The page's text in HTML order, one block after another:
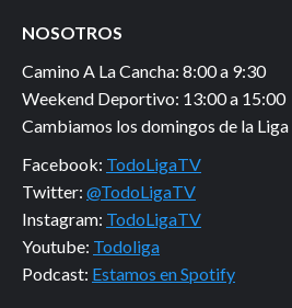
NOSOTROS
Camino A La Cancha: 8:00 a 9:30
Weekend Deportivo: 13:00 a 15:00
Cambiamos los domingos de la Liga
Facebook: TodoLigaTV
Twitter: @TodoLigaTV
Instagram: TodoLigaTV
Youtube: Todoliga
Podcast: Estamos en Spotify